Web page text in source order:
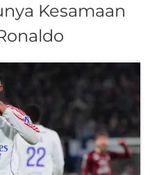
Kesamaan